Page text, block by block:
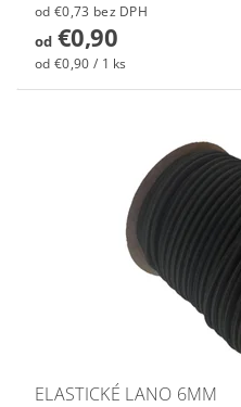
od €0,73 bez DPH
od€0,90
od €0,90 / 1 ks
ELASTICKÉ LANO 6MM